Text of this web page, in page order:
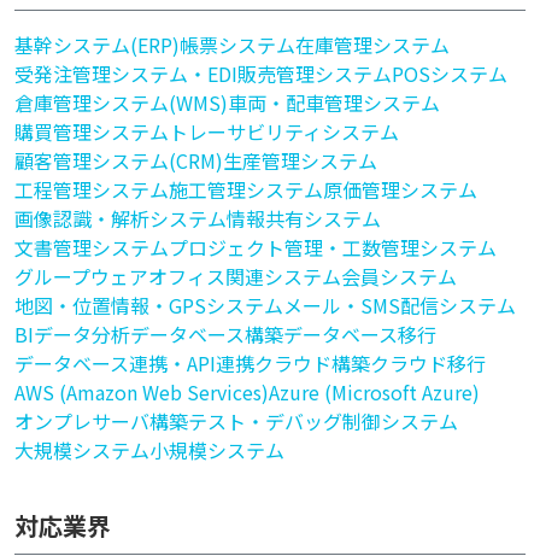
基幹システム(ERP)帳票システム在庫管理システム
受発注管理システム・EDI販売管理システムPOSシステム
倉庫管理システム(WMS)車両・配車管理システム
購買管理システム トレーサビリティシステム
顧客管理システム(CRM)生産管理システム
工程管理システム施工管理システム原価管理システム
画像認識・解析システム情報共有システム
文書管理システムプロジェクト管理・工数管理システム
グループウェアオフィス関連システム会員システム
地図・位置情報・GPSシステムメール・SMS配信システム
BIデータ分析データベース構築データベース移行
データベース連携・API連携クラウド構築クラウド移行
AWS (Amazon Web Services)Azure (Microsoft Azure)
オンプレサーバ構築テスト・デバッグ制御システム
大規模システム小規模システム
対応業界